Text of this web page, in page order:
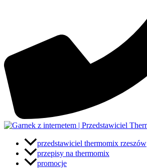
przedstawiciel thermomix rzeszów
przepisy na thermomix
promocje